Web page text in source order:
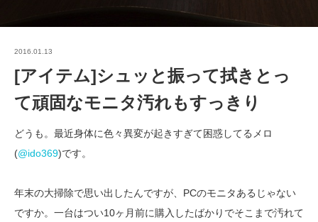
2016.01.13
[アイテム]シュッと振って拭きとっ
て頑固なモニタ汚れもすっきり
どうも。最近身体に色々異変が起きすぎて困惑してるメロ
(@ido369)です。
年末の大掃除で思い出したんですが、PCのモニタあるじゃない
ですか。一台はつい10ヶ月前に購入したばかりでそこまで汚れて